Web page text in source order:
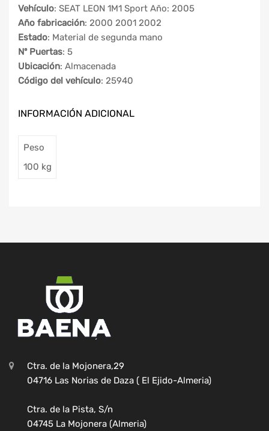
Vehículo: SEAT LEON 1M1 Sport Año: 2005
Año fabricación: 2000 2001 2002
Estado: Material de segunda mano
Nº Puertas: 5
Ubicación: Almacenada
Código del vehículo: 25940
INFORMACIÓN ADICIONAL
Peso
100 kg
Ctra. de la Mojonera,29
04716 Las Norias de Daza ( El Ejido-Almeria)
Ctra. de la Pista, S/n
04745 La Mojonera (Almeria)